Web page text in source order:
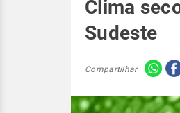
Clima
Sudeste
Compartilhar